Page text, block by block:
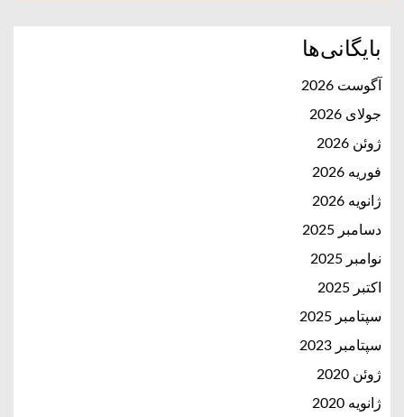
بایگانی‌ها
آگوست 2026
جولای 2026
ژوئن 2026
فوریه 2026
ژانویه 2026
دسامبر 2025
نوامبر 2025
اکتبر 2025
سپتامبر 2025
سپتامبر 2023
ژوئن 2020
ژانویه 2020